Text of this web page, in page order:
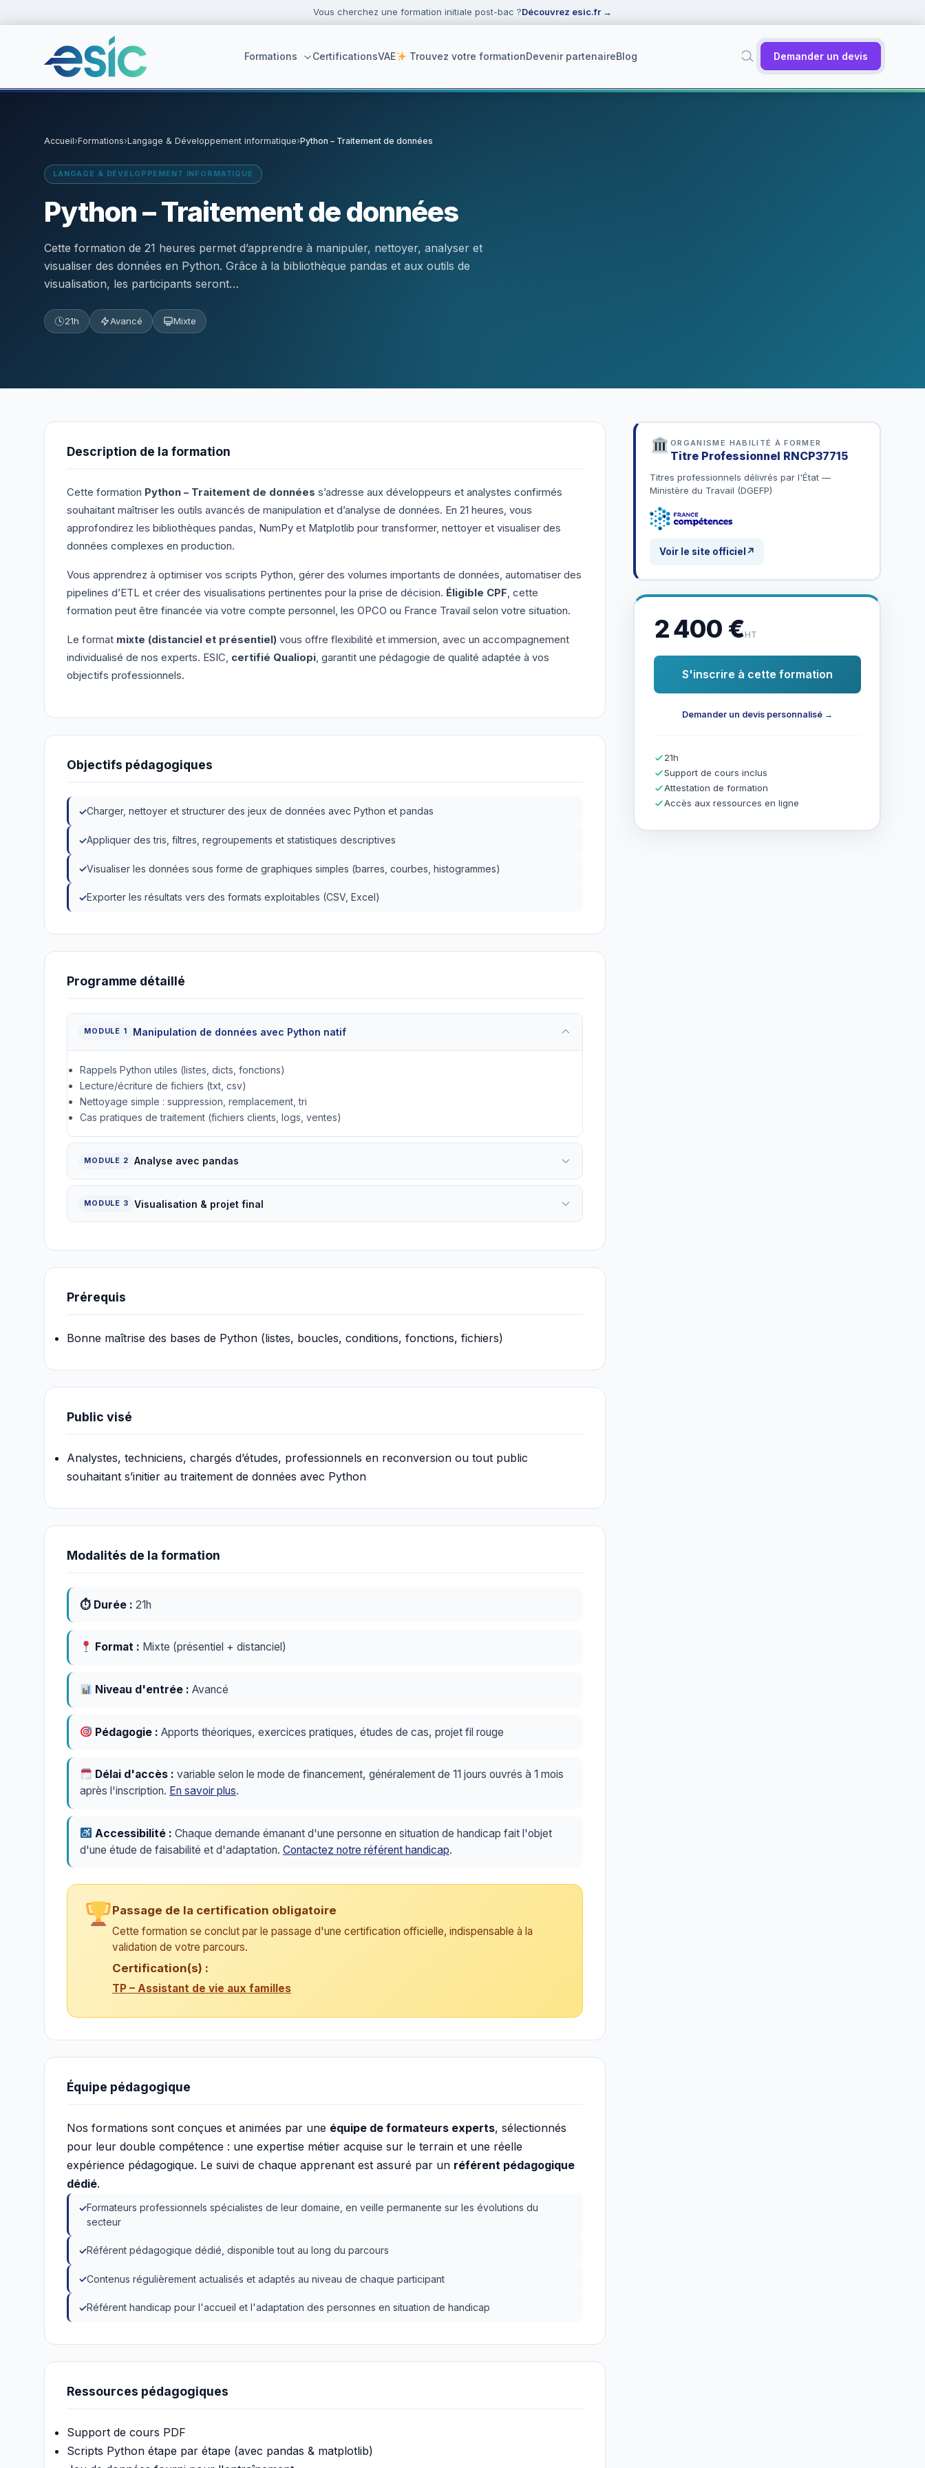
Vous cherchez une formation initiale post-bac ?Découvrez esic.fr →
Formations CertificationsVAE Trouvez votre formationDevenir partenaireBlog Demander un devis
Accueil›Formations›Langage & Développement informatique›Python – Traitement de données
LANGAGE & DÉVELOPPEMENT INFORMATIQUE
Python – Traitement de données
Cette formation de 21 heures permet d’apprendre à manipuler, nettoyer, analyser et
visualiser des données en Python. Grâce à la bibliothèque pandas et aux outils de
visualisation, les participants seront…
21h Avancé Mixte
Description de la formation
Cette formation Python – Traitement de données s’adresse aux développeurs et analystes confirmés
souhaitant maîtriser les outils avancés de manipulation et d’analyse de données. En 21 heures, vous
approfondirez les bibliothèques pandas, NumPy et Matplotlib pour transformer, nettoyer et visualiser des
données complexes en production.
Vous apprendrez à optimiser vos scripts Python, gérer des volumes importants de données, automatiser des
pipelines d’ETL et créer des visualisations pertinentes pour la prise de décision. Éligible CPF, cette
formation peut être financée via votre compte personnel, les OPCO ou France Travail selon votre situation.
Le format mixte (distanciel et présentiel) vous offre flexibilité et immersion, avec un accompagnement
individualisé de nos experts. ESIC, certifié Qualiopi, garantit une pédagogie de qualité adaptée à vos
objectifs professionnels.
Objectifs pédagogiques
Charger, nettoyer et structurer des jeux de données avec Python et pandas
Appliquer des tris, filtres, regroupements et statistiques descriptives
Visualiser les données sous forme de graphiques simples (barres, courbes, histogrammes)
Exporter les résultats vers des formats exploitables (CSV, Excel)
Programme détaillé
MODULE 1 Manipulation de données avec Python natif
Rappels Python utiles (listes, dicts, fonctions)
Lecture/écriture de fichiers (txt, csv)
Nettoyage simple : suppression, remplacement, tri
Cas pratiques de traitement (fichiers clients, logs, ventes)
MODULE 2 Analyse avec pandas
MODULE 3 Visualisation & projet final
Prérequis
Bonne maîtrise des bases de Python (listes, boucles, conditions, fonctions, fichiers)
Public visé
Analystes, techniciens, chargés d’études, professionnels en reconversion ou tout public
souhaitant s’initier au traitement de données avec Python
Modalités de la formation
⏱ Durée : 21h
Format : Mixte (présentiel + distanciel)
Niveau d'entrée : Avancé
Pédagogie : Apports théoriques, exercices pratiques, études de cas, projet fil rouge
Délai d'accès : variable selon le mode de financement, généralement de 11 jours ouvrés à 1 mois
après l'inscription. En savoir plus.
Accessibilité : Chaque demande émanant d'une personne en situation de handicap fait l'objet
d'une étude de faisabilité et d'adaptation. Contactez notre référent handicap.
Passage de la certification obligatoire
Cette formation se conclut par le passage d'une certification officielle, indispensable à la
validation de votre parcours.
Certification(s) :
TP – Assistant de vie aux familles
Équipe pédagogique
Nos formations sont conçues et animées par une équipe de formateurs experts, sélectionnés
pour leur double compétence : une expertise métier acquise sur le terrain et une réelle
expérience pédagogique. Le suivi de chaque apprenant est assuré par un référent pédagogique
dédié.
Formateurs professionnels spécialistes de leur domaine, en veille permanente sur les évolutions du
secteur
Référent pédagogique dédié, disponible tout au long du parcours
Contenus régulièrement actualisés et adaptés au niveau de chaque participant
Référent handicap pour l'accueil et l'adaptation des personnes en situation de handicap
Ressources pédagogiques
Support de cours PDF
Scripts Python étape par étape (avec pandas & matplotlib)
ORGANISME HABILITÉ À FORMER
Titre Professionnel RNCP37715
Titres professionnels délivrés par l'État —
Ministère du Travail (DGEFP)
Voir le site officiel ↗
2 400 €HT
S'inscrire à cette formation
Demander un devis personnalisé →
21h
Support de cours inclus
Attestation de formation
Accès aux ressources en ligne